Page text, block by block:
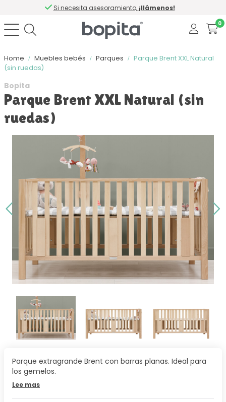
Si necesita asesoramiento, ¡llámenos!
0
Home Muebles bebés Parques
Parque Brent XXL Natural
(sin ruedas)
Bopita
Parque Brent XXL Natural (sin
ruedas)
Parque extragrande Brent con barras planas. Ideal para
los gemelos.
Lee mas